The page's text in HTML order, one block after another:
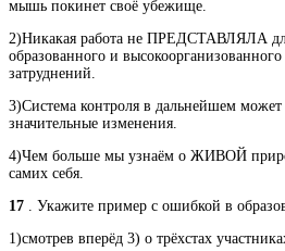
мышь покинет своё убежище.
2)Никакая работа не ПРЕДСТАВЛЯЛА
образованного и
затруднений.
3)Система контроля в дальнейшем
значительные изменения.
4)Чем больше мы узнаём о ЖИВОЙ
самих себя.
17 . Укажите пример с ошибкой в
1)смотрев вперёд 3) о трёхстах